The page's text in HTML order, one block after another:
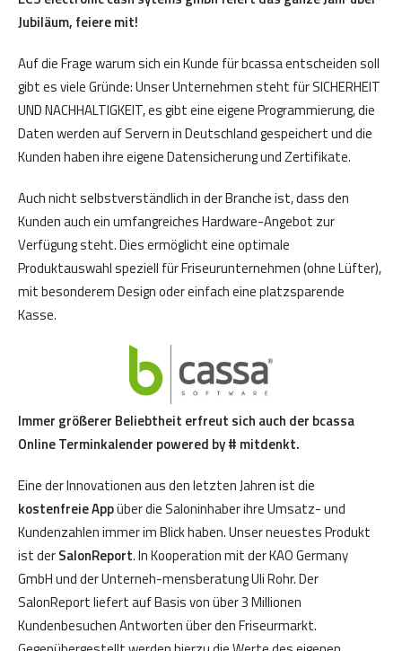
Jubiläum, feiere mit!
Auf die Frage warum sich ein Kunde für bcassa entscheiden soll
gibt es viele Gründe: Unser Unternehmen steht für SICHERHEIT
UND NACHHALTIGKEIT, es gibt eine eigene Programmierung, die
Daten werden auf Servern in Deutschland gespeichert und die
Kunden haben ihre eigene Datensicherung und Zertifikate.
Auch nicht selbstverständlich in der Branche ist, dass den
Kunden auch ein umfangreiches Hardware-Angebot zur
Verfügung steht. Dies ermöglicht eine optimale
Produktauswahl speziell für Friseurunternehmen (ohne Lüfter),
mit besonderem Design oder einfach eine platzsparende
Kasse.
Immer größerer Beliebtheit erfreut sich auch der bcassa
Online Terminkalender powered by # mitdenkt.
Eine der Innovationen aus den letzten Jahren ist die
kostenfreie Appüber die Saloninhaber ihre Umsatz- und
Kundenzahlen immer im Blick haben. Unser neuestes Produkt
ist derSalonReport. In Kooperation mit der KAO Germany
GmbH und der Unterneh-mensberatung Uli Rohr. Der
SalonReport liefert auf Basis von über 3 Millionen
Kundenbesuchen Antworten über den Friseurmarkt.